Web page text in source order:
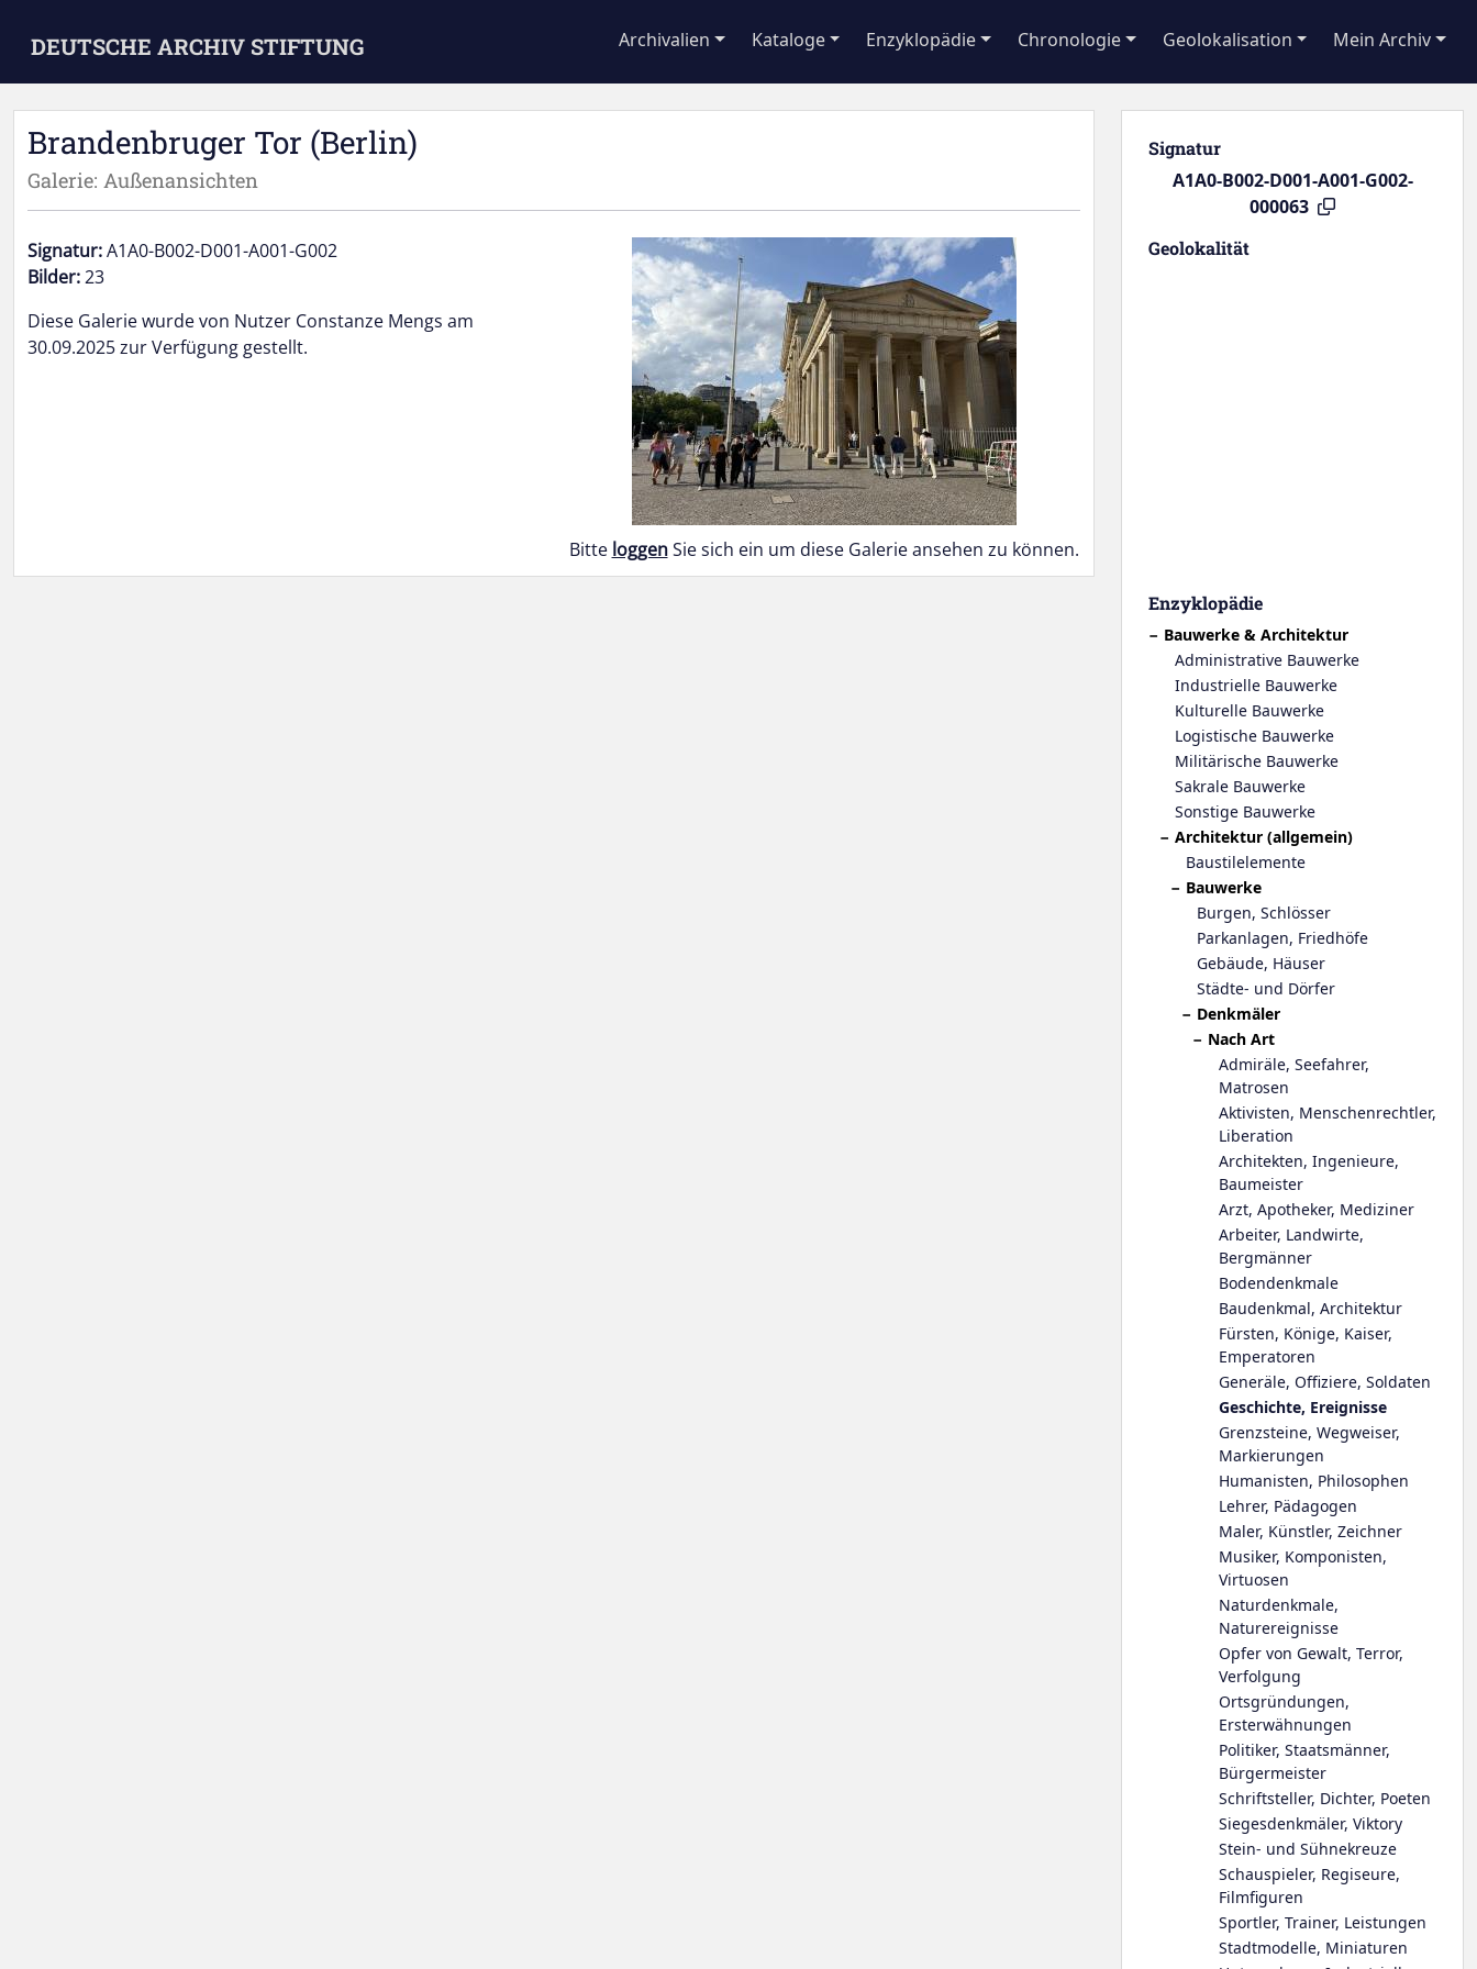
DEUTSCHE ARCHIV STIFTUNG Archivalien Kataloge Enzyklopädie Chronologie Geolokalisation Mein Archiv
Brandenbruger Tor (Berlin)
Galerie: Außenansichten
Signatur:A1A0-B002-D001-A001-G002
Bilder:23
Diese Galerie wurde von Nutzer Constanze Mengs am
30.09.2025 zur Verfügung gestellt.
Bitte loggenSie sich ein um diese Galerie ansehen zu können.
Signatur
A1A0-B002-D001-A001-G002-
000063
Geolokalität
Enzyklopädie
Bauwerke & Architektur
Administrative Bauwerke
Industrielle Bauwerke
Kulturelle Bauwerke
Logistische Bauwerke
Militärische Bauwerke
Sakrale Bauwerke
Sonstige Bauwerke
Architektur (allgemein)
Baustilelemente
Bauwerke
Burgen, Schlösser
Parkanlagen, Friedhöfe
Gebäude, Häuser
Städte- und Dörfer
Denkmäler
Nach Art
Admiräle, Seefahrer,
Matrosen
Aktivisten, Menschenrechtler,
Liberation
Architekten, Ingenieure,
Baumeister
Arzt, Apotheker, Mediziner
Arbeiter, Landwirte,
Bergmänner
Bodendenkmale
Baudenkmal, Architektur
Fürsten, Könige, Kaiser,
Emperatoren
Generäle, Offiziere, Soldaten
Geschichte, Ereignisse
Grenzsteine, Wegweiser,
Markierungen
Humanisten, Philosophen
Lehrer, Pädagogen
Maler, Künstler, Zeichner
Musiker, Komponisten,
Virtuosen
Naturdenkmale,
Naturereignisse
Opfer von Gewalt, Terror,
Verfolgung
Ortsgründungen,
Ersterwähnungen
Politiker, Staatsmänner,
Bürgermeister
Schriftsteller, Dichter, Poeten
Siegesdenkmäler, Viktory
Stein- und Sühnekreuze
Schauspieler, Regiseure,
Filmfiguren
Sportler, Trainer, Leistungen
Stadtmodelle, Miniaturen